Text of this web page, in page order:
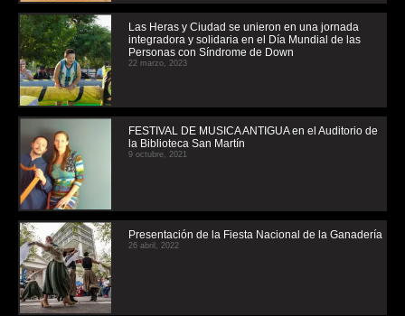
Las Heras y Ciudad se unieron en una jornada
integradora y solidaria en el Día Mundial de las
Personas con Síndrome de Down
22 marzo, 2023
FESTIVAL DE MUSICA ANTIGUA en el Auditorio de
la Biblioteca San Martín
9 octubre, 2021
Presentación de la Fiesta Nacional de la Ganadería
26 abril, 2022